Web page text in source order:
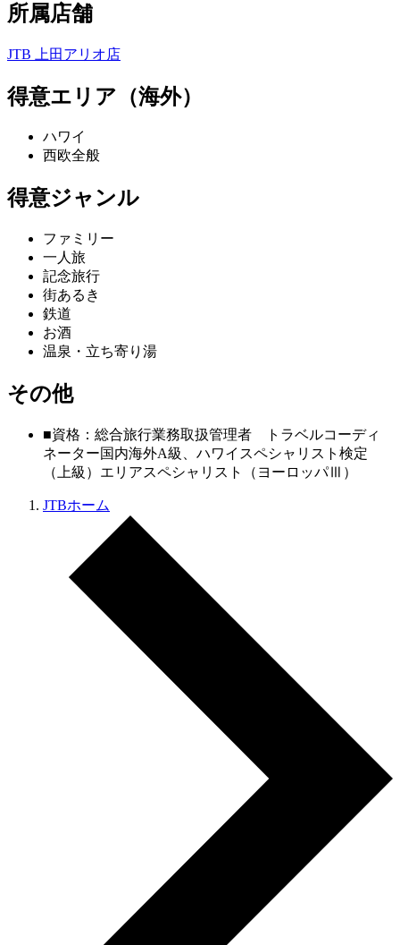
所属店舗
JTB 上田アリオ店
得意エリア（海外）
ハワイ
西欧全般
得意ジャンル
ファミリー
一人旅
記念旅行
街あるき
鉄道
お酒
温泉・立ち寄り湯
その他
■資格：総合旅行業務取扱管理者 トラベルコーディ
ネーター国内海外A級、ハワイスペシャリスト検定
（上級）エリアスペシャリスト（ヨーロッパⅢ）
JTBホーム